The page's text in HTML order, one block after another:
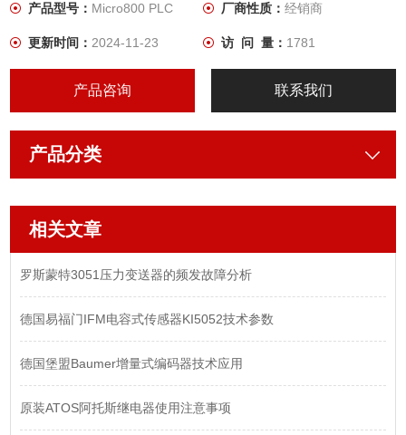
产品型号： Micro800 PLC 厂商性质： 经销商
更新时间：2024-11-23 访 问 量： 1781
产品咨询 联系我们
产品分类
相关文章
罗斯蒙特3051压力变送器的频发故障分析
德国易福门IFM电容式传感器KI5052技术参数
德国堡盟Baumer增量式编码器技术应用
原装ATOS阿托斯继电器使用注意事项